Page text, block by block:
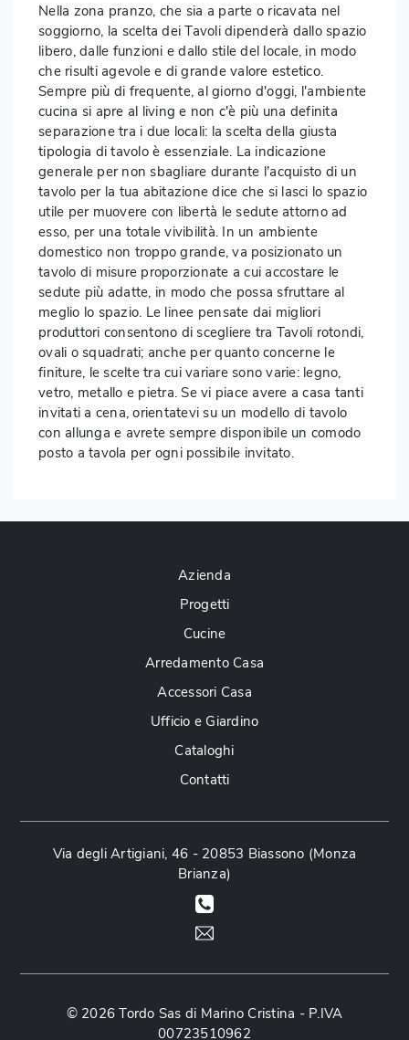
Nella zona pranzo, che sia a parte o ricavata nel
soggiorno, la scelta dei Tavoli dipenderà dallo spazio
libero, dalle funzioni e dallo stile del locale, in modo
che risulti agevole e di grande valore estetico.
Sempre più di frequente, al giorno d'oggi, l'ambiente
cucina si apre al living e non c'è più una definita
separazione tra i due locali: la scelta della giusta
tipologia di tavolo è essenziale. La indicazione
generale per non sbagliare durante l’acquisto di un
tavolo per la tua abitazione dice che si lasci lo spazio
utile per muovere con libertà le sedute attorno ad
esso, per una totale vivibilità. In un ambiente
domestico non troppo grande, va posizionato un
tavolo di misure proporzionate a cui accostare le
sedute più adatte, in modo che possa sfruttare al
meglio lo spazio. Le linee pensate dai migliori
produttori consentono di scegliere tra Tavoli rotondi,
ovali o squadrati; anche per quanto concerne le
finiture, le scelte tra cui variare sono varie: legno,
vetro, metallo e pietra. Se vi piace avere a casa tanti
invitati a cena, orientatevi su un modello di tavolo
con allunga e avrete sempre disponibile un comodo
posto a tavola per ogni possibile invitato.
Azienda
Progetti
Cucine
Arredamento Casa
Accessori Casa
Ufficio e Giardino
Cataloghi
Contatti
Via degli Artigiani, 46 - 20853 Biassono (Monza
Brianza)
© 2026 Tordo Sas di Marino Cristina - P.IVA
00723510962